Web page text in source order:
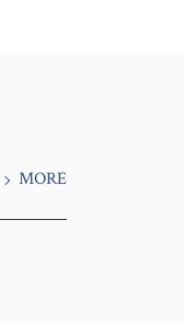
MORE